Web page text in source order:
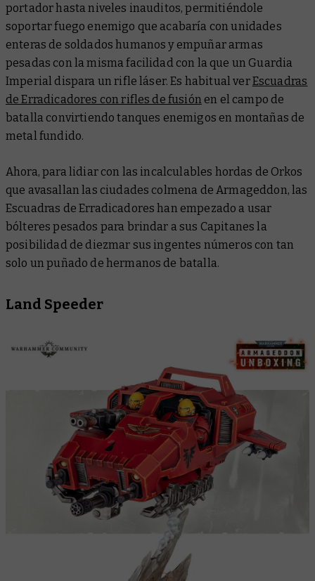
portador hasta niveles inauditos, permitiéndole
soportar fuego enemigo que acabaría con unidades
enteras de soldados humanos y empuñar armas
pesadas con la misma facilidad con la que un Guardia
Imperial dispara un rifle láser. Es habitual verEscuadras
de Erradicadores con rifles de fusión en el campo de
batalla convirtiendo tanques enemigos en montañas de
metal fundido.
Ahora, para lidiar con las incalculables hordas de Orkos
que avasallan las ciudades colmena de Armageddon, las
Escuadras de Erradicadores han empezado a usar
bólteres pesados para brindar a sus Capitanes la
posibilidad de diezmar sus ingentes números con tan
solo un puñado de hermanos de batalla.
Land Speeder